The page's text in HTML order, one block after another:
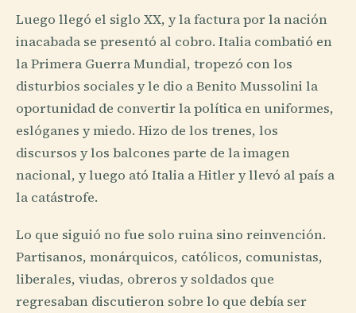
Luego llegó el siglo XX, y la factura por la nación
inacabada se presentó al cobro. Italia combatió en
la Primera Guerra Mundial, tropezó con los
disturbios sociales y le dio a Benito Mussolini la
oportunidad de convertir la política en uniformes,
eslóganes y miedo. Hizo de los trenes, los
discursos y los balcones parte de la imagen
nacional, y luego ató Italia a Hitler y llevó al país a
la catástrofe.
Lo que siguió no fue solo ruina sino reinvención.
Partisanos, monárquicos, católicos, comunistas,
liberales, viudas, obreros y soldados que
regresaban discutieron sobre lo que debía ser